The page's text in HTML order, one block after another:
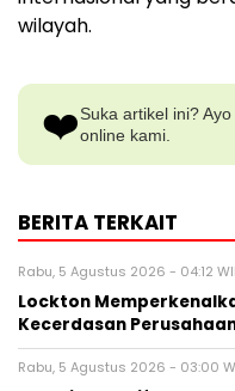
wilayah.
❤️Suka artikel ini?
online kami.
BERITA TERKAIT
Rabu, 5 Agustus 2026 - 04:12
Lockton
Kecerdasan
Rabu, 5 Agustus 2026 - 03:00